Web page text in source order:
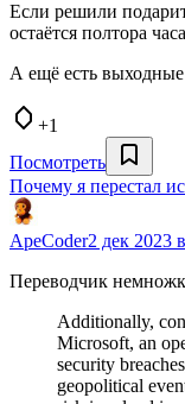
Если решили
остаётся полтора
А ещё есть выходные
+1
Посмотреть
Почему я перестал
ApeCoder2 дек 2023
Переводчик
Additionally,
Microsoft, an
security
geopolitical